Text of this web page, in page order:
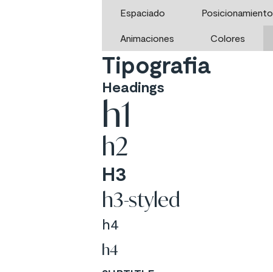
Espaciado Posicionamiento
Animaciones Colores
Tipografia
Headings
h1
h2
H3
h3-styled
h4
h4